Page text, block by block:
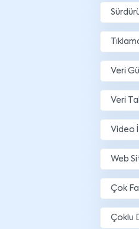
Veri
Veri
Video
Web
Çok
Çoklu